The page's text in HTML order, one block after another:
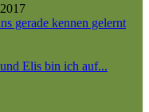
gerade kennen gelernt
Elis bin ich auf...